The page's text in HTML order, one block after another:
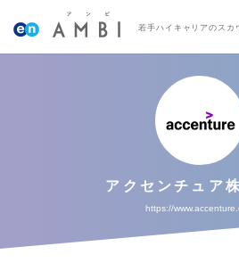
若手ハイキャリアのスカ
アクセンチュア
https://